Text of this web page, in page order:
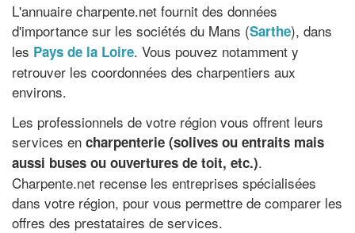
L'annuaire charpente.net fournit des données
d'importance sur les sociétés du Mans (Sarthe), dans
les Pays de la Loire. Vous pouvez notamment y
retrouver les coordonnées des charpentiers aux
environs.
Les professionnels de votre région vous offrent leurs
services en charpenterie (solives ou entraits mais
aussi buses ou ouvertures de toit, etc.).
Charpente.net recense les entreprises spécialisées
dans votre région, pour vous permettre de comparer les
offres des prestataires de services.